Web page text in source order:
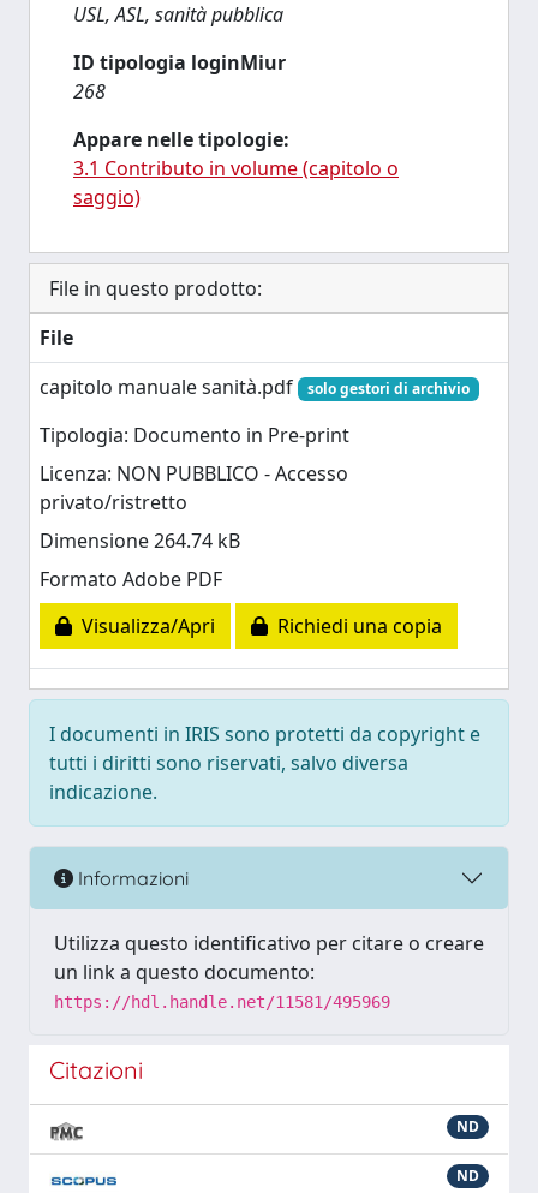
USL, ASL, sanità pubblica
ID tipologia loginMiur
268
Appare nelle tipologie:
3.1 Contributo in volume (capitolo o
saggio)
File in questo prodotto:
File
capitolo manuale sanità.pdf
solo gestori di archivio
Tipologia: Documento in Pre-print
Licenza: NON PUBBLICO - Accesso
privato/ristretto
Dimensione 264.74 kB
Formato Adobe PDF
Visualizza/Apri
Richiedi una copia
I documenti in IRIS sono protetti da copyright e
tutti i diritti sono riservati, salvo diversa
indicazione.
Informazioni
Utilizza questo identificativo per citare o creare
un link a questo documento:
https://hdl.handle.net/11581/495969
Citazioni
ND
ND